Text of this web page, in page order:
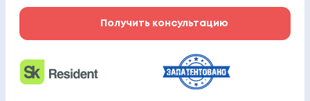
Получить консультацию